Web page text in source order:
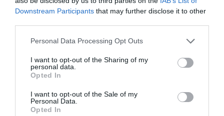
Downstream Participants that may further disclose it to other
Please note that this website/app uses one or more Google
not limited to your visit or usage behaviour. You may click to
grant or deny consent to Google and its third-party tags to
use your data for below specified purposes in below Google
consent section.
Personal Data Processing Opt Outs
I want to opt-out of the Sharing of my
personal data.
Opted In
I want to opt-out of the Sale of my
Personal Data.
Opted In